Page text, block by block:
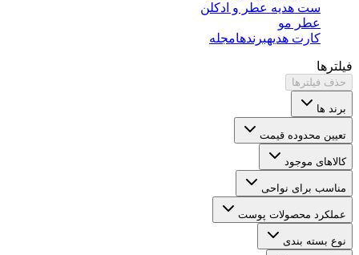
ست هدیه عطر و ادکلن
عطر مو
کارت هدیهبرندهامجله
فیلترها
حذف فیلترها
برند ها
تعیین محدوده قیمت
کالاهای موجود
مناسب برای نواحی
عملکرد محصولات پوست
نوع بسته بندی